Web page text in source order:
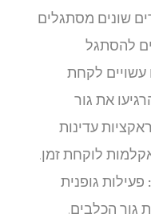
שונים מסתגלים
להסתגל
לקחת
את גור
עדינות
לוקחת זמן.
גופנית
הכלבים.